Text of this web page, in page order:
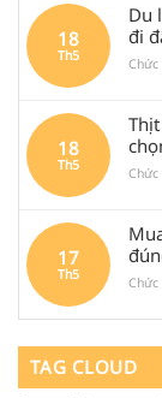
18
Th5
Du
đi
18
Th5
17
Th5
TAG CLOUD